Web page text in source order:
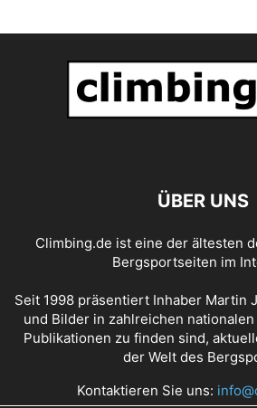
ÜBER UNS
Climbing.de ist eine der ältesten
Bergsportseiten im
Seit 1998 präsentiert Inhaber Martin
und Bilder in zahlreichen
Publikationen zu finden sind,
der Welt des
Kontaktieren Sie uns: